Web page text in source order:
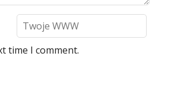
time I comment.